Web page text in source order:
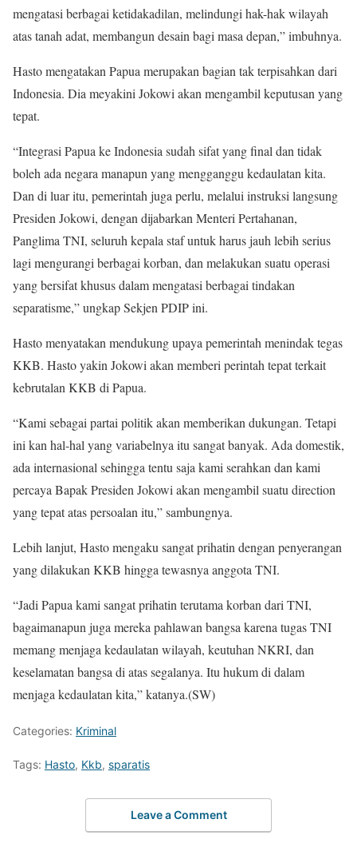
mengatasi berbagai ketidakadilan, melindungi hak-hak wilayah
atas tanah adat, membangun desain bagi masa depan,” imbuhnya.
Hasto mengatakan Papua merupakan bagian tak terpisahkan dari
Indonesia. Dia meyakini Jokowi akan mengambil keputusan yang
tepat.
“Integrasi Papua ke Indonesia sudah sifat yang final dan tidak
boleh ada negara manapun yang mengganggu kedaulatan kita.
Dan di luar itu, pemerintah juga perlu, melalui instruksi langsung
Presiden Jokowi, dengan dijabarkan Menteri Pertahanan,
Panglima TNI, seluruh kepala staf untuk harus jauh lebih serius
lagi mengurangi berbagai korban, dan melakukan suatu operasi
yang bersifat khusus dalam mengatasi berbagai tindakan
separatisme,” ungkap Sekjen PDIP ini.
Hasto menyatakan mendukung upaya pemerintah menindak tegas
KKB. Hasto yakin Jokowi akan memberi perintah tepat terkait
kebrutalan KKB di Papua.
“Kami sebagai partai politik akan memberikan dukungan. Tetapi
ini kan hal-hal yang variabelnya itu sangat banyak. Ada domestik,
ada internasional sehingga tentu saja kami serahkan dan kami
percaya Bapak Presiden Jokowi akan mengambil suatu direction
yang tepat atas persoalan itu,” sambungnya.
Lebih lanjut, Hasto mengaku sangat prihatin dengan penyerangan
yang dilakukan KKB hingga tewasnya anggota TNI.
“Jadi Papua kami sangat prihatin terutama korban dari TNI,
bagaimanapun juga mereka pahlawan bangsa karena tugas TNI
memang menjaga kedaulatan wilayah, keutuhan NKRI, dan
keselamatan bangsa di atas segalanya. Itu hukum di dalam
menjaga kedaulatan kita,” katanya.(SW)
Categories: Kriminal
Tags: Hasto, Kkb, sparatis
Leave a Comment